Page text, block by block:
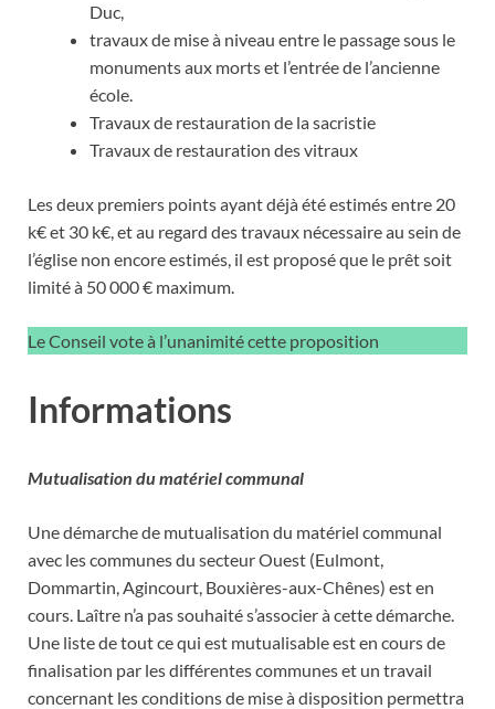
Duc,
travaux de mise à niveau entre le passage sous le
monuments aux morts et l’entrée de l’ancienne
école.
Travaux de restauration de la sacristie
Travaux de restauration des vitraux
Les deux premiers points ayant déjà été estimés entre 20
k€ et 30 k€, et au regard des travaux nécessaire au sein de
l’église non encore estimés, il est proposé que le prêt soit
limité à 50 000 € maximum.
Le Conseil vote à l’unanimité cette proposition
Informations
Mutualisation du matériel communal
Une démarche de mutualisation du matériel communal
avec les communes du secteur Ouest (Eulmont,
Dommartin, Agincourt, Bouxières-aux-Chênes) est en
cours. Laître n’a pas souhaité s’associer à cette démarche.
Une liste de tout ce qui est mutualisable est en cours de
finalisation par les différentes communes et un travail
concernant les conditions de mise à disposition permettra